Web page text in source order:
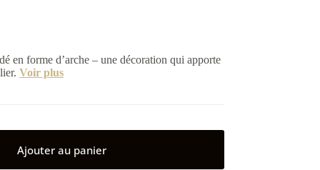
en forme d’arche – une décoration qui apporte
Voir plus
Ajouter au panier